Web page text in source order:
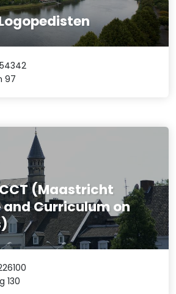
97
(Maastricht
Curriculum on
130